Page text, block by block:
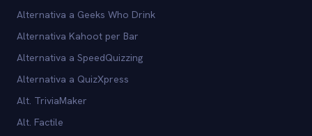
Alternativa a Geeks Who Drink
Alternativa Kahoot per Bar
Alternativa a SpeedQuizzing
Alternativa a QuizXpress
Alt. TriviaMaker
Alt. Factile